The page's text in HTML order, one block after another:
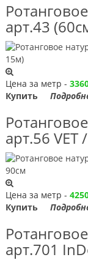
арт.43
Цена за метр -
Купить
арт.56 VET
Цена за метр -
Купить
арт.701